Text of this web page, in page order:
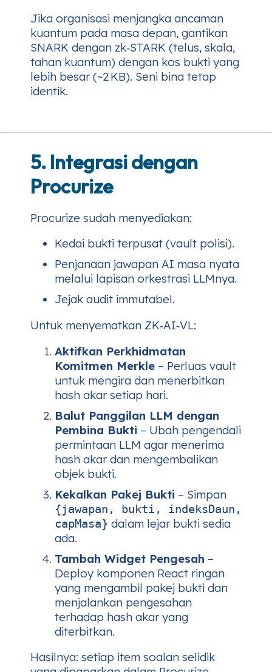
Jika organisasi menjangka ancaman
kuantum pada masa depan, gantikan
SNARK dengan zk‑STARK (telus, skala,
tahan kuantum) dengan kos bukti yang
lebih besar (~2 KB). Seni bina tetap
identik.
5. Integrasi dengan
Procurize
Procurize sudah menyediakan:
Kedai bukti terpusat (vault polisi).
Penjanaan jawapan AI masa nyata
melalui lapisan orkestrasi LLMnya.
Jejak audit immutabel.
Untuk menyematkan ZK‑AI‑VL:
Aktifkan Perkhidmatan
Komitmen Merkle – Perluas vault
untuk mengira dan menerbitkan
hash akar setiap hari.
Balut Panggilan LLM dengan
Pembina Bukti – Ubah pengendali
permintaan LLM agar menerima
hash akar dan mengembalikan
objek bukti.
Kekalkan Pakej Bukti – Simpan
{jawapan, bukti, indeksDaun,
capMasa} dalam lejar bukti sedia
ada.
Tambah Widget Pengesah –
Deploy komponen React ringan
yang mengambil pakej bukti dan
menjalankan pengesahan
terhadap hash akar yang
diterbitkan.
Hasilnya: setiap item soalan selidik